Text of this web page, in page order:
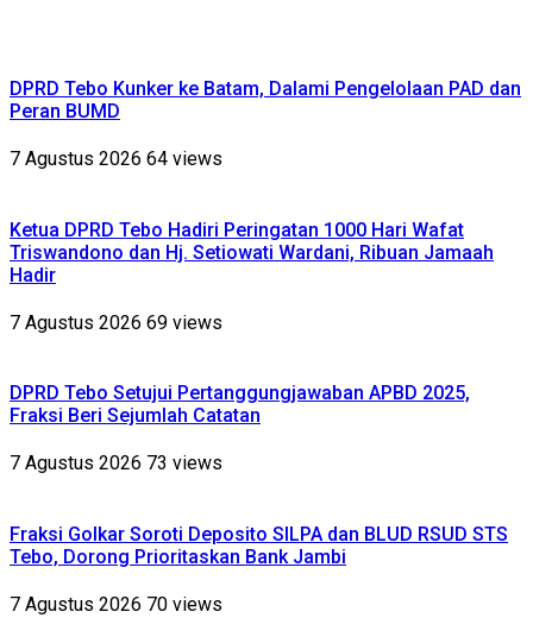
DPRD Tebo Kunker ke Batam, Dalami Pengelolaan PAD dan
Peran BUMD
7 Agustus 2026 64 views
Ketua DPRD Tebo Hadiri Peringatan 1000 Hari Wafat
Triswandono dan Hj. Setiowati Wardani, Ribuan Jamaah
Hadir
7 Agustus 2026 69 views
DPRD Tebo Setujui Pertanggungjawaban APBD 2025,
Fraksi Beri Sejumlah Catatan
7 Agustus 2026 73 views
Fraksi Golkar Soroti Deposito SILPA dan BLUD RSUD STS
Tebo, Dorong Prioritaskan Bank Jambi
7 Agustus 2026 70 views